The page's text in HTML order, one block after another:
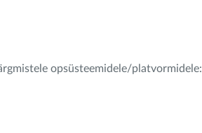
opsüsteemidele/platvormidele: